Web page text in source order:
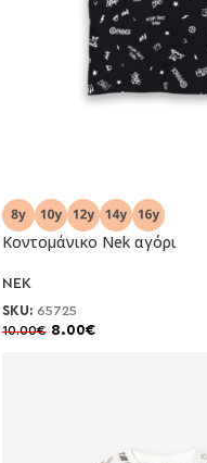
-20%
Κοντομάνικο Nek αγόρι
NEK
SKU: 65725
10.00€ 8.00€